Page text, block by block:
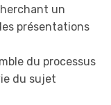
un
présentations
du processus
du sujet